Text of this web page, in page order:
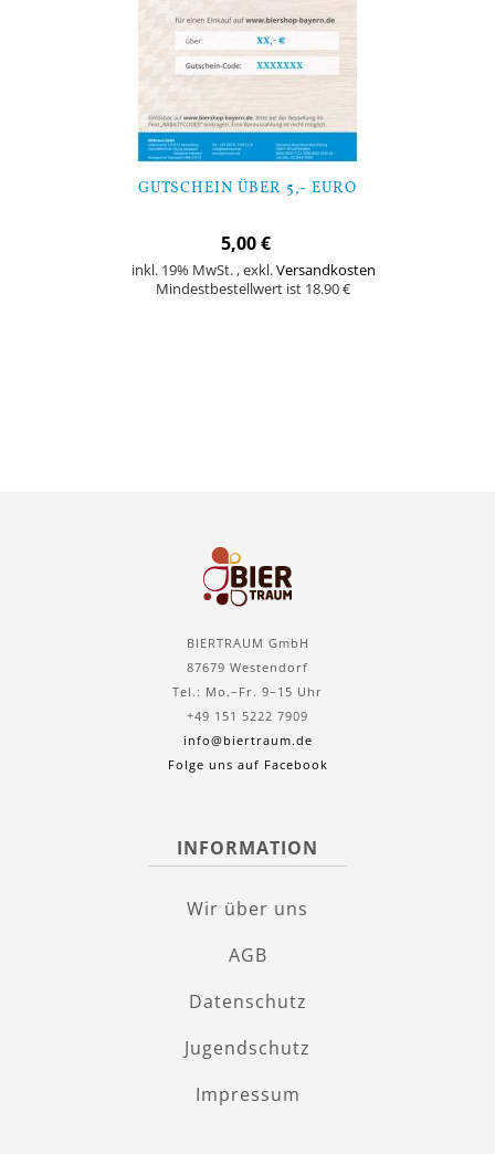
GUTSCHEIN ÜBER 5,- EURO
5,00 €
inkl. 19% MwSt. ,exkl.Versandkosten
Mindestbestellwert ist 18.90 €
BIERTRAUM GmbH
87679 Westendorf
Tel.: Mo.–Fr. 9–15 Uhr
+49 151 5222 7909
info@biertraum.de
Folge uns auf Facebook
INFORMATION
Wir über uns
AGB
Datenschutz
Jugendschutz
Impressum